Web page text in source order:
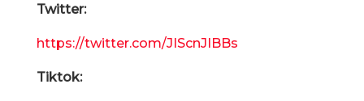
Twitter:
https://twitter.com/JIScnJIBBs
Tiktok: